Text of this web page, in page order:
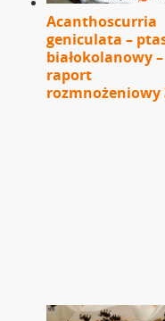
Acanthoscurria
geniculata –
białokolanowy –
raport
rozmnożeniowy